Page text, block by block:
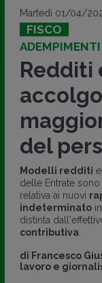
Martedì 01/04/
FISCO
Redditi
del
Modelli redditi e
delle Entrate
relativa ai nuovi
indeterminato
distinta
contributiva.
di Francesco
lavoro e